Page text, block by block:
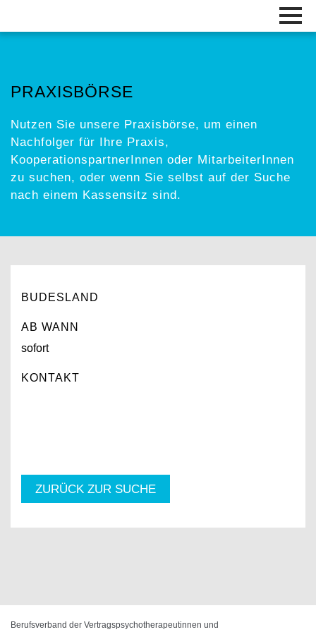
PRAXISBÖRSE
Nutzen Sie unsere Praxisbörse, um einen
Nachfolger für Ihre Praxis,
KooperationspartnerInnen oder MitarbeiterInnen
zu suchen, oder wenn Sie selbst auf der Suche
nach einem Kassensitz sind.
BUDESLAND
AB WANN
sofort
KONTAKT
ZURÜCK ZUR SUCHE
Berufsverband der Vertragspsychotherapeutinnen und